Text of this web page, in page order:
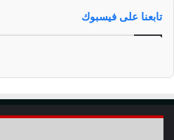
تابعنا على فيسبوك